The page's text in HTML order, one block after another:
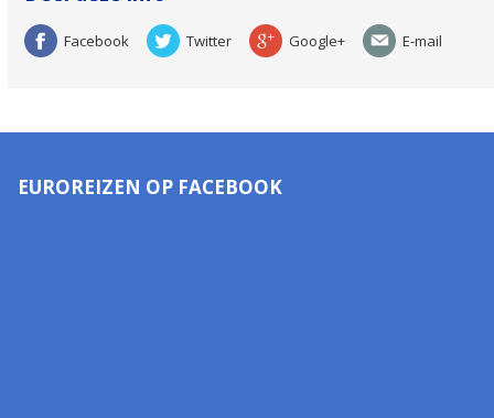
Facebook Twitter Google+ E-mail
EUROREIZEN OP FACEBOOK